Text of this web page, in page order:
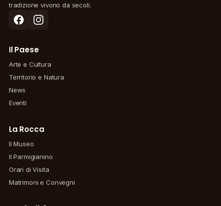
tradizione vivono da secoli.
Il Paese
Arte e Cultura
Territorio e Natura
News
Eventi
La Rocca
Il Museo
Il Parmigianino
Orari di Visita
Matrimoni e Convegni